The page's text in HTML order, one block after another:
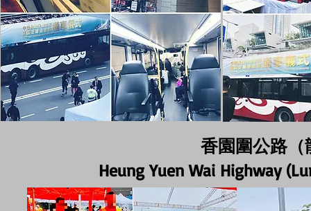
香園圍公路（
Heung Yuen Wai Highway